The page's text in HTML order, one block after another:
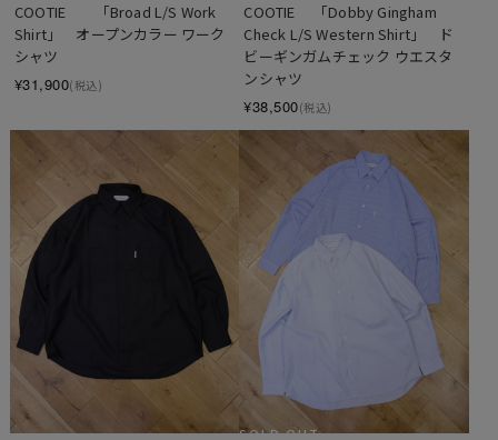
COOTIE　　「Broad L/S Work
Shirt」　オープンカラー ワーク
シャツ
¥31,900(税込)
COOTIE 　「Dobby Gingham
Check L/S Western Shirt」　ド
ビーギンガムチェック ウエスタ
ンシャツ
¥38,500(税込)
SOLD OUT